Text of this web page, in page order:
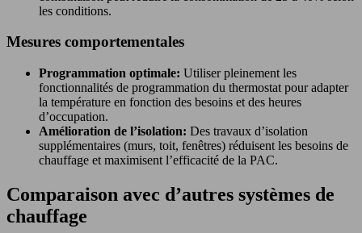
les conditions.
Mesures comportementales
Programmation optimale: Utiliser pleinement les
fonctionnalités de programmation du thermostat pour adapter
la température en fonction des besoins et des heures
d’occupation.
Amélioration de l’isolation: Des travaux d’isolation
supplémentaires (murs, toit, fenêtres) réduisent les besoins de
chauffage et maximisent l’efficacité de la PAC.
Comparaison avec d’autres systèmes de
chauffage